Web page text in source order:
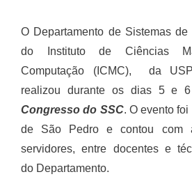
O Departamento de Sistemas
do Instituto de Ciências
Computação (ICMC), da
realizou durante os dias 5 e
Congresso do SSC. O evento
de São Pedro e contou com
servidores, entre docentes e
do Departamento.